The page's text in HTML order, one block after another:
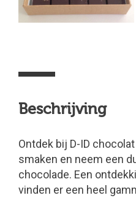
Beschrijving
Ontdek bij D-ID
smaken en neem een
chocolade. Een
vinden er een heel